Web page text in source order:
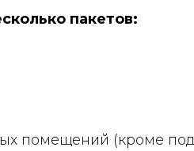
пакетов:
помещений (кроме